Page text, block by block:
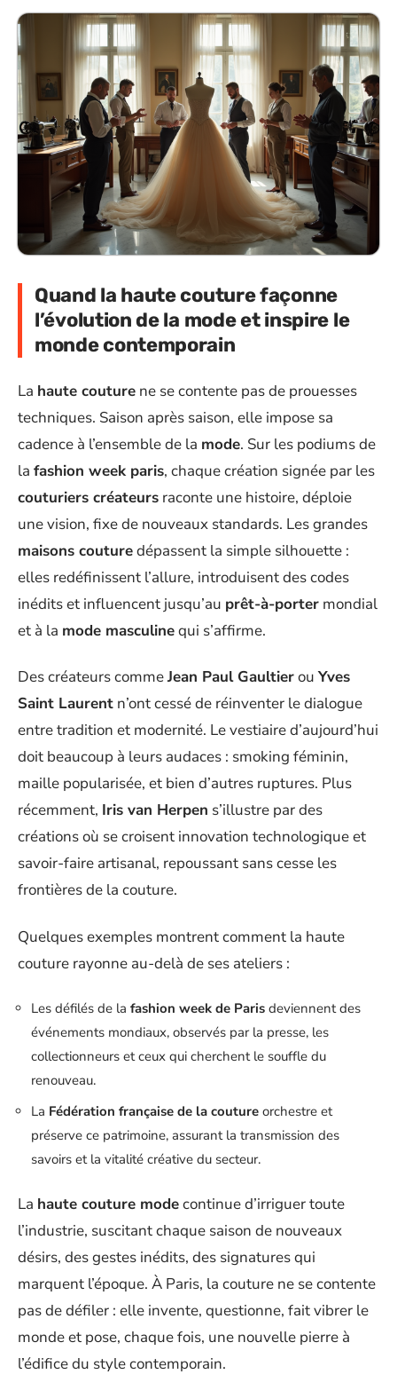
Quand la haute couture façonne
l’évolution de la mode et inspire le
monde contemporain
La haute couture ne se contente pas de prouesses
techniques. Saison après saison, elle impose sa
cadence à l’ensemble de la mode. Sur les podiums de
la fashion week paris, chaque création signée par les
couturiers créateurs raconte une histoire, déploie
une vision, fixe de nouveaux standards. Les grandes
maisons couturedépassent la simple silhouette :
elles redéfinissent l’allure, introduisent des codes
inédits et influencent jusqu’au prêt-à-porter mondial
et à la mode masculinequi s’affirme.
Des créateurs commeJean Paul GaultierouYves
Saint Laurent n’ont cessé de réinventer le dialogue
entre tradition et modernité. Le vestiaire d’aujourd’hui
doit beaucoup à leurs audaces : smoking féminin,
maille popularisée, et bien d’autres ruptures. Plus
récemment, Iris van Herpen s’illustre par des
créations où se croisent innovation technologique et
savoir-faire artisanal, repoussant sans cesse les
frontières de la couture.
Quelques exemples montrent comment la haute
couture rayonne au-delà de ses ateliers :
Les défilés de la fashion week de Paris deviennent des
événements mondiaux, observés par la presse, les
collectionneurs et ceux qui cherchent le souffle du
renouveau.
La Fédération française de la couture orchestre et
préserve ce patrimoine, assurant la transmission des
savoirs et la vitalité créative du secteur.
La haute couture modecontinue d’irriguer toute
l’industrie, suscitant chaque saison de nouveaux
désirs, des gestes inédits, des signatures qui
marquent l’époque. À Paris, la couture ne se contente
pas de défiler : elle invente, questionne, fait vibrer le
monde et pose, chaque fois, une nouvelle pierre à
l’édifice du style contemporain.